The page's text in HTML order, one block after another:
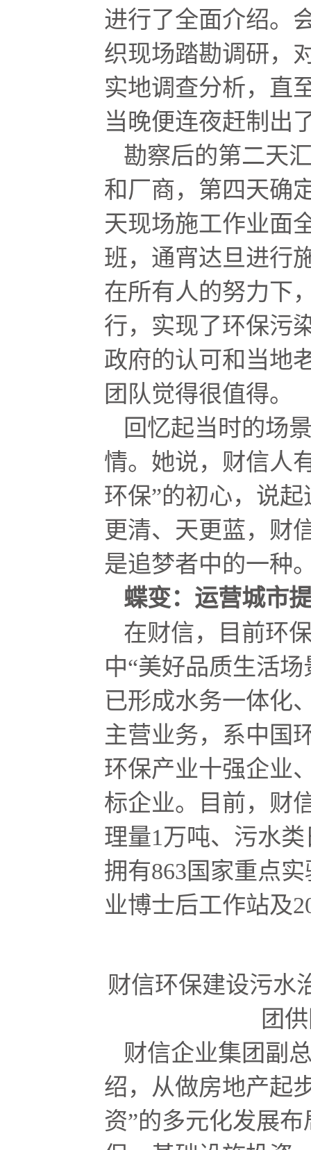
进行了全面介绍。
织现场踏勘调研，
实地调查分析，直
当晚便连夜赶制出
勘察后的第二天
和厂商，第四天确
天现场施工作业
班，通宵达旦进行
在所有人的努力下
行，实现了环保污
政府的认可和当地
团队觉得很值得。
回忆起当时的场
情。她说，财信人
环保”的初心，说
更清、天更蓝，财
是追梦者中的一种
蝶变：运营城市
在财信，目前环
中“美好品质生活
已形成水务一体化
主营业务，系中国
环保产业十强企业
标企业。目前，财
理量1万吨、污水
拥有863国家重点
业博士后工作站及
财信环保建设污水
团
财信企业集团副
绍，从做房地产起
资”的多元化发展